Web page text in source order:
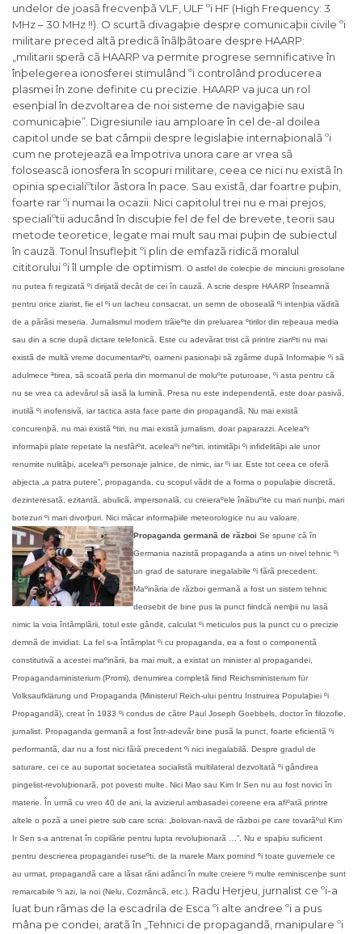
undelor de joasã frecvenþã VLF, ULF ºi HF (High Frequency: 3
MHz – 30 MHz !!). O scurtã divagaþie despre comunicaþii civile ºi
militare preced altã predicã înãlþãtoare despre HAARP:
„militarii sperã cã HAARP va permite progrese semnificative în
înþelegerea ionosferei stimulând ºi controlând producerea
plasmei în zone definite cu precizie. HAARP va juca un rol
esenþial în dezvoltarea de noi sisteme de navigaþie sau
comunicaþie”. Digresiunile iau amploare în cel de-al doilea
capitol unde se bat câmpii despre legislaþie internaþionalã ºi
cum ne protejeazã ea împotriva unora care ar vrea sã
foloseascã ionosfera în scopuri militare, ceea ce nici nu existã în
opinia specialiºtilor ãstora în pace. Sau existã, dar foartre puþin,
foarte rar ºi numai la ocazii. Nici capitolul trei nu e mai prejos,
specialiºtii aducând în discuþie fel de fel de brevete, teorii sau
metode teoretice, legate mai mult sau mai puþin de subiectul
în cauzã. Tonul însufleþit ºi plin de emfazã ridicã moralul
cititorului ºi îl umple de optimism.
O astfel de colecþie de minciuni grosolane
nu putea fi regizatã ºi dirijatã decât de cei în cauzã.
A scrie despre HAARP înseamnã
pentru orice ziarist, fie el ºi un lacheu consacrat, un semn de obosealã ºi intenþia vãditã
de a pãrãsi meseria. Jurnalismul modern trãieºte din preluarea ºtirilor din reþeaua media
sau din a scrie dupã dictare telefonicã. Este cu adevãrat trist cã printre ziariºti nu mai
existã de multã vreme documentariºti, oameni pasionaþi sã zgârme dupã Informaþie ºi sã
adulmece ªtirea, sã scoatã perla din mormanul de moluºte puturoase, ºi asta pentru cã
nu se vrea ca adevãrul sã iasã la luminã. Presa nu este independentã, este doar pasivã,
inutilã ºi inofensivã, iar tactica asta face parte din propagandã. Nu mai existã
concurenþã, nu mai existã ºtiri, nu mai existã jurnalism, doar paparazzi. Aceleaºi
informaþii plate repetate la nesfârºit, aceleaºi neºtiri, intimitãþi ºi infidelitãþi ale unor
renumite nulitãþi, aceleaºi personaje jalnice, de nimic, iar ºi iar. Este tot ceea ce oferã
abjecta „a patra putere”, propaganda, cu scopul vãdit de a forma o populaþie discretã,
dezinteresatã, ezitantã, abulicã, impersonalã, cu creieraºele înãbuºite cu mari nunþi, mari
botezuri ºi mari divorþuri. Nici mãcar informaþiile meteorologice nu au valoare.
Propaganda germanã de rãzboi Se spune cã în
Germania nazistã propaganda a atins un nivel tehnic ºi
un grad de saturare inegalabile ºi fãrã precedent.
Maºinãria de rãzboi germanã a fost un sistem tehnic
deosebit de bine pus la punct fiindcã nemþii nu lasã
nimic la voia întâmplãrii, totul este gândit, calculat ºi meticulos pus la punct cu o precizie
demnã de invidiat. La fel s-a întâmplat ºi cu propaganda, ea a fost o componentã
constitutivã a acestei maºinãrii, ba mai mult, a existat un minister al propagandei,
Propagandaministerium (Promi), denumirea completã fiind Reichsministerium für
Volksaufklärung und Propaganda (Ministerul Reich-ului pentru Instruirea Populaþiei ºi
Propagandã), creat în 1933 ºi condus de cãtre Paul Joseph Goebbels, doctor în filozofie,
jurnalist. Propaganda germanã a fost într-adevãr bine pusã la punct, foarte eficientã ºi
performantã, dar nu a fost nici fãrã precedent ºi nici inegalabilã. Despre gradul de
saturare, cei ce au suportat societatea socialistã multilateral dezvoltatã ºi gândirea
pingelist-revoluþionarã, pot povesti multe. Nici Mao sau Kim Ir Sen nu au fost novici în
materie. În urmã cu vreo 40 de ani, la avizierul ambasadei coreene era afiºatã printre
altele o pozã a unei pietre sub care scria: „bolovan-navã de rãzboi pe care tovarãºul Kim
Ir Sen s-a antrenat în copilãrie pentru lupta revoluþionarã …”. Nu e spaþiu suficient
pentru descrierea propagandei ruseºti, de la marele Marx pornind ºi toate guvernele ce
au urmat, propagandã care a lãsat rãni adânci în multe creiere ºi multe reminiscenþe sunt
remarcabile ºi azi, la noi (Nelu, Cozmâncã, etc.).
Radu Herjeu, jurnalist ce ºi-a
luat bun rãmas de la escadrila de Esca ºi alte andree ºi a pus
mâna pe condei, aratã în „Tehnici de propagandã, manipulare ºi